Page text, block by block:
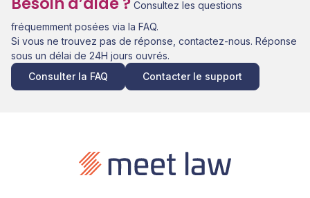
Consultez les questions
fréquemment posées via la FAQ.
Si vous ne trouvez pas de réponse, contactez-nous. Réponse
sous un délai de 24H jours ouvrés.
Consulter la FAQ
Contacter le support